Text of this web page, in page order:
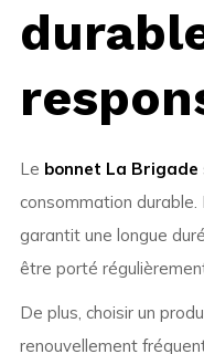
Le bonnet La Brigade
consommation
garantit une longue
être porté
De plus, choisir un
renouvellement